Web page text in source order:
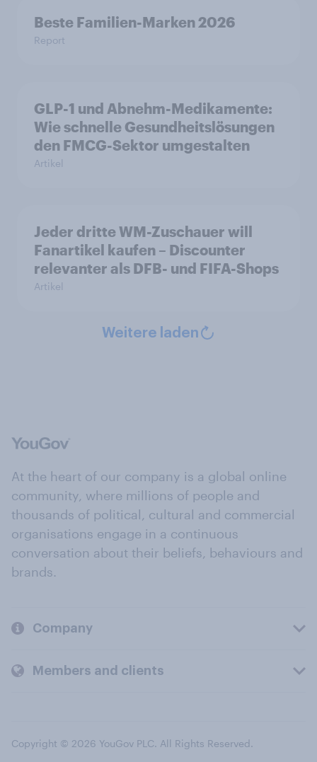
Beste Familien-Marken 2026
Report
GLP-1 und Abnehm-Medikamente:
Wie schnelle Gesundheitslösungen
den FMCG-Sektor umgestalten
Artikel
Jeder dritte WM-Zuschauer will
Fanartikel kaufen – Discounter
relevanter als DFB- und FIFA-Shops
Artikel
Weitere laden
At the heart of our company is a global online
community, where millions of people and
thousands of political, cultural and commercial
organisations engage in a continuous
conversation about their beliefs, behaviours and
brands.
Company
Members and clients
Copyright © 2026 YouGov PLC. All Rights Reserved.